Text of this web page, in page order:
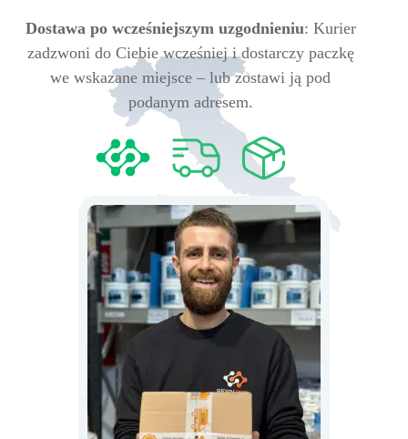
Dostawa po wcześniejszym uzgodnieniu: Kurier
zadzwoni do Ciebie wcześniej i dostarczy paczkę
we wskazane miejsce – lub zostawi ją pod
podanym adresem.